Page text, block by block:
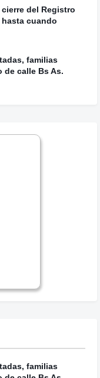
del Registro
cuando
familias
de calle Bs As.
familias